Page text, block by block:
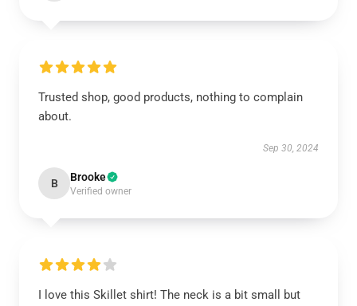
Trusted shop, good products, nothing to complain
about.
Sep 30, 2024
B Brooke
Verified owner
I love this Skillet shirt! The neck is a bit small but